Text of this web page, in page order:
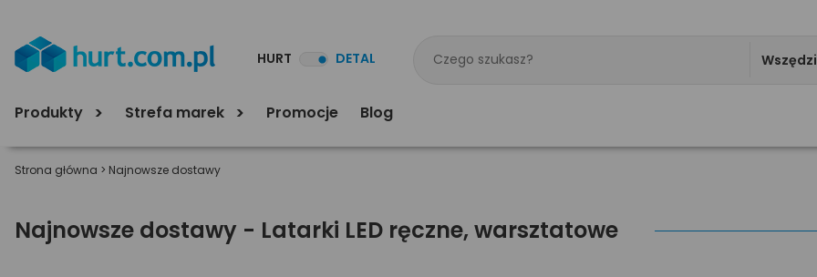
HURT DETAL
Produkty Strefa marek Promocje Blog
Strona główna > Najnowsze dostawy
Najnowsze dostawy - Latarki LED ręczne, warsztatowe